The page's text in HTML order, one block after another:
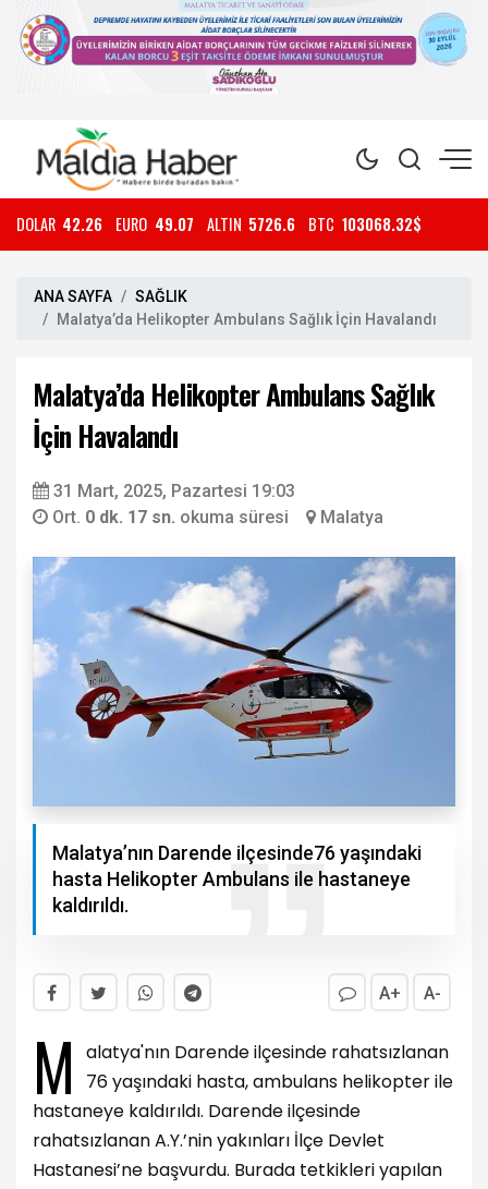
DOLAR 42.26 EURO 49.07 ALTIN 5726.6 BTC 103068.32$
ANA SAYFA
SAĞLIK
Malatya’da Helikopter Ambulans Sağlık İçin Havalandı
Malatya’da Helikopter Ambulans Sağlık
İçin Havalandı
31 Mart, 2025, Pazartesi 19:03
Ort. 0 dk. 17 sn. okuma süresi Malatya
Malatya’nın Darende ilçesinde76 yaşındaki
hasta Helikopter Ambulans ile hastaneye
kaldırıldı.
A+ A-
M
alatya'nın Darende ilçesinde rahatsızlanan
76 yaşındaki hasta, ambulans helikopter ile
hastaneye kaldırıldı. Darende ilçesinde
rahatsızlanan A.Y.’nin yakınları İlçe Devlet
Hastanesi’ne başvurdu. Burada tetkikleri yapılan